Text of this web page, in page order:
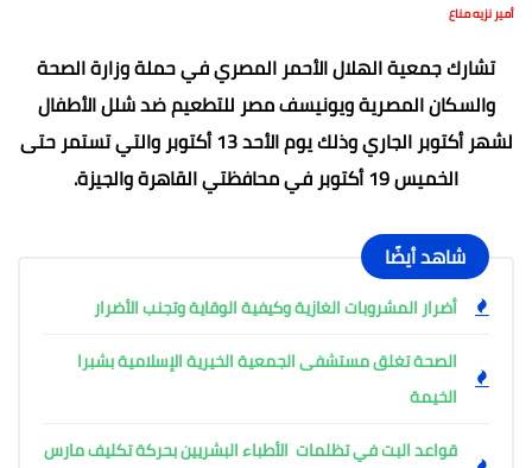
أمير نزيه مناع
تشارك جمعية الهلال الأحمر المصري في حملة وزارة الصحة
والسكان المصرية ويونيسف مصر للتطعيم ضد شلل الأطفال
لشهر أكتوبر الجاري وذلك يوم الأحد 13 أكتوبر والتي تستمر حتى
الخميس 19 أكتوبر في محافظتي القاهرة والجيزة.
شاهد أيضًا
أضرار المشروبات الغازية وكيفية الوقاية وتجنب الأضرار
الصحة تغلق مستشفى الجمعية الخيرية الإسلامية بشبرا
الخيمة
قواعد البت في تظلمات الأطباء البشريين بحركة تكليف مارس